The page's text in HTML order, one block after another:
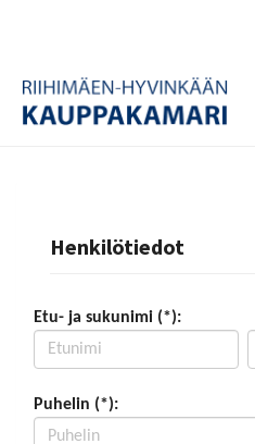
Henkilötiedot
Etu- ja sukunimi (*):
Puhelin (*):